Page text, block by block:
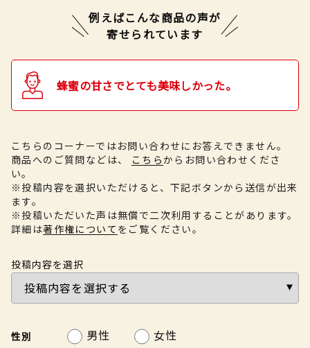
例えばこんな商品の声が
寄せられています
蜂蜜の甘さでとても美味しかった。
こちらのコーナーではお問い合わせにお答えできません。
商品へのご質問などは、
こちらからお問い合わせくださ
い。
※投稿内容を選択いただけると、下記ボタンから送信が出来
ます。
※投稿いただいた声は無償で二次利用することがあります。
詳細は著作権について をご覧ください。
投稿内容を選択
性別 男性 女性